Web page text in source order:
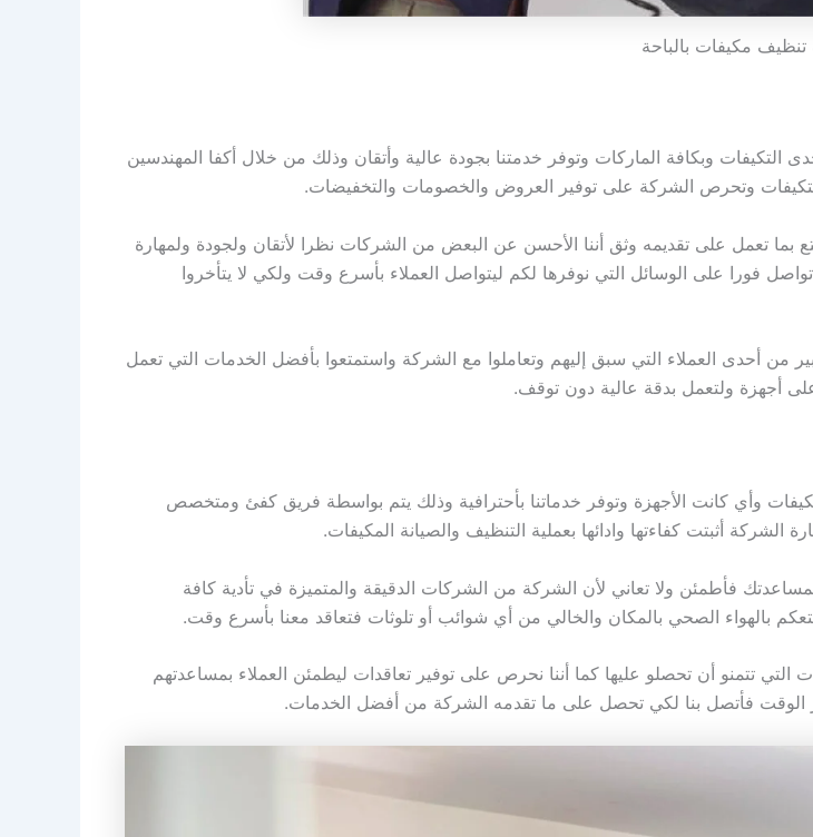
مكيفات بالباحة
وبكافة الماركات وتوفر خدمتنا بجودة عالية وأتقان وذلك من خلال أكفا المهندسين
وتحرص الشركة على توفير العروض والخصومات والتخفيضات.
تعمل على تقديمه وثق أننا الأحسن عن البعض من الشركات نظرا لأتقان ولجودة ولمهارة
فورا على الوسائل التي نوفرها لكم ليتواصل العملاء بأسرع وقت ولكي لا يتأخروا
من أحدى العملاء التي سبق إليهم وتعاملوا مع الشركة واستمتعوا بأفضل الخدمات التي تعمل
أجهزة ولتعمل بدقة عالية دون توقف.
وأي كانت الأجهزة وتوفر خدماتنا بأحترافية وذلك يتم بواسطة فريق كفئ ومتخصص
أثبتت كفاءتها وادائها بعملية التنظيف والصيانة المكيفات.
فأطمئن ولا تعاني لأن الشركة من الشركات الدقيقة والمتميزة في تأدية كافة
بالهواء الصحي بالمكان والخالي من أي شوائب أو تلوثات فتعاقد معنا بأسرع وقت.
تتمنو أن تحصلو عليها كما أننا نحرص على توفير تعاقدات ليطمئن العملاء بمساعدتهم
الوقت فأتصل بنا لكي تحصل على ما تقدمه الشركة من أفضل الخدمات.